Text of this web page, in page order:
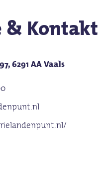
& Kontakt
6291 AA Vaals